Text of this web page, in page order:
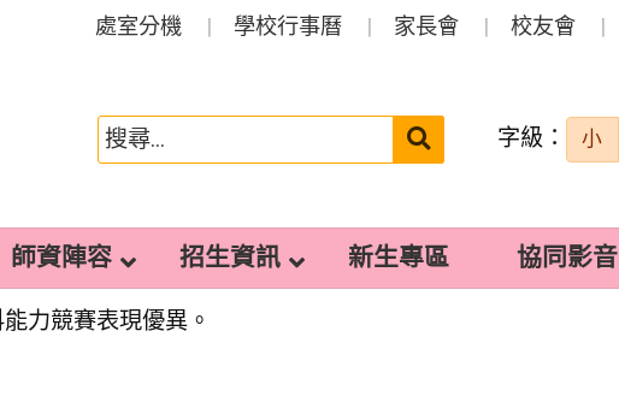
處室分機 學校行事曆 家長會 校友會
搜
送出 字級： 小
師資陣容 招生資訊 新生專區 協同影音
力競賽表現優異。